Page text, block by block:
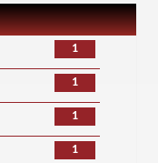
1
1
1
1